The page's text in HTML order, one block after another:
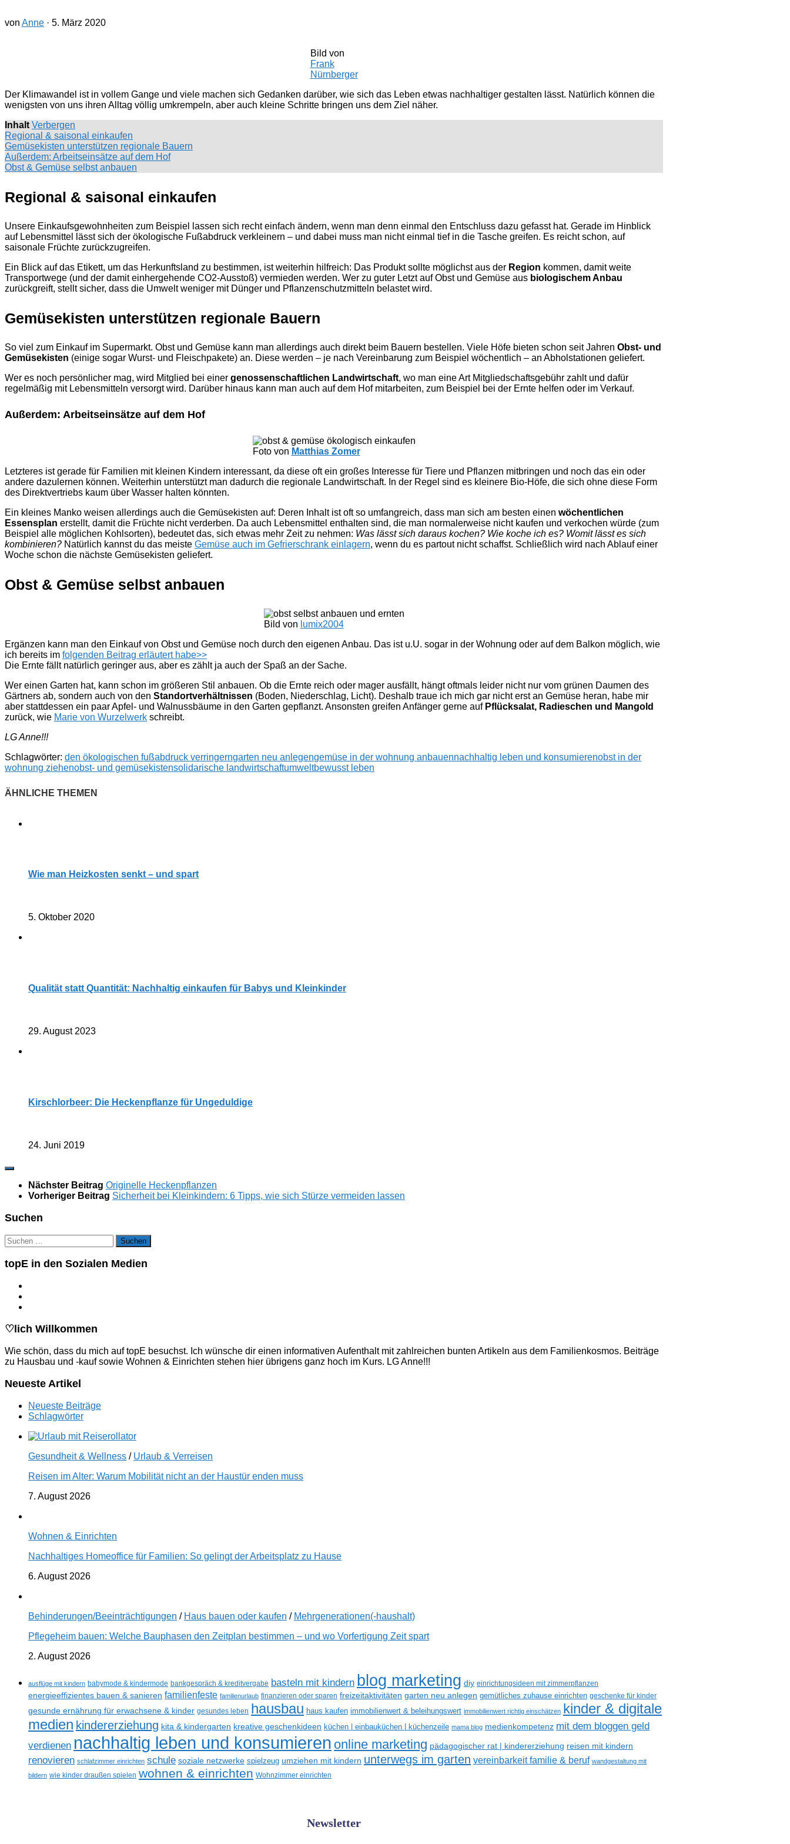
von Anne · 5. März 2020
Bild von
Frank
Nürnberger
Der Klimawandel ist in vollem Gange und viele machen sich Gedanken darüber, wie sich das Leben etwas nachhaltiger gestalten lässt. Natürlich können die
wenigsten von uns ihren Alltag völlig umkrempeln, aber auch kleine Schritte bringen uns dem Ziel näher.
Inhalt Verbergen
Regional & saisonal einkaufen
Gemüsekisten unterstützen regionale Bauern
Außerdem: Arbeitseinsätze auf dem Hof
Obst & Gemüse selbst anbauen
Regional & saisonal einkaufen
Unsere Einkaufsgewohnheiten zum Beispiel lassen sich recht einfach ändern, wenn man denn einmal den Entschluss dazu gefasst hat. Gerade im Hinblick
auf Lebensmittel lässt sich der ökologische Fußabdruck verkleinern – und dabei muss man nicht einmal tief in die Tasche greifen. Es reicht schon, auf
saisonale Früchte zurückzugreifen.
Ein Blick auf das Etikett, um das Herkunftsland zu bestimmen, ist weiterhin hilfreich: Das Produkt sollte möglichst aus der Region kommen, damit weite
Transportwege (und der damit einhergehende CO2-Ausstoß) vermieden werden. Wer zu guter Letzt auf Obst und Gemüse aus biologischem Anbau
zurückgreift, stellt sicher, dass die Umwelt weniger mit Dünger und Pflanzenschutzmitteln belastet wird.
Gemüsekisten unterstützen regionale Bauern
So viel zum Einkauf im Supermarkt. Obst und Gemüse kann man allerdings auch direkt beim Bauern bestellen. Viele Höfe bieten schon seit Jahren Obst- und
Gemüsekisten (einige sogar Wurst- und Fleischpakete) an. Diese werden – je nach Vereinbarung zum Beispiel wöchentlich – an Abholstationen geliefert.
Wer es noch persönlicher mag, wird Mitglied bei einer genossenschaftlichen Landwirtschaft, wo man eine Art Mitgliedschaftsgebühr zahlt und dafür
regelmäßig mit Lebensmitteln versorgt wird. Darüber hinaus kann man auch auf dem Hof mitarbeiten, zum Beispiel bei der Ernte helfen oder im Verkauf.
Außerdem: Arbeitseinsätze auf dem Hof
Foto von Matthias Zomer
Letzteres ist gerade für Familien mit kleinen Kindern interessant, da diese oft ein großes Interesse für Tiere und Pflanzen mitbringen und noch das ein oder
andere dazulernen können. Weiterhin unterstützt man dadurch die regionale Landwirtschaft. In der Regel sind es kleinere Bio-Höfe, die sich ohne diese Form
des Direktvertriebs kaum über Wasser halten könnten.
Ein kleines Manko weisen allerdings auch die Gemüsekisten auf: Deren Inhalt ist oft so umfangreich, dass man sich am besten einen wöchentlichen
Essensplan erstellt, damit die Früchte nicht verderben. Da auch Lebensmittel enthalten sind, die man normalerweise nicht kaufen und verkochen würde (zum
Beispiel alle möglichen Kohlsorten), bedeutet das, sich etwas mehr Zeit zu nehmen: Was lässt sich daraus kochen? Wie koche ich es? Womit lässt es sich
kombinieren? Natürlich kannst du das meiste Gemüse auch im Gefrierschrank einlagern, wenn du es partout nicht schaffst. Schließlich wird nach Ablauf einer
Woche schon die nächste Gemüsekisten geliefert.
Obst & Gemüse selbst anbauen
Bild von lumix2004
Ergänzen kann man den Einkauf von Obst und Gemüse noch durch den eigenen Anbau. Das ist u.U. sogar in der Wohnung oder auf dem Balkon möglich, wie
ich bereits im folgenden Beitrag erläutert habe>>
Die Ernte fällt natürlich geringer aus, aber es zählt ja auch der Spaß an der Sache.
Wer einen Garten hat, kann schon im größeren Stil anbauen. Ob die Ernte reich oder mager ausfällt, hängt oftmals leider nicht nur vom grünen Daumen des
Gärtners ab, sondern auch von den Standortverhältnissen (Boden, Niederschlag, Licht). Deshalb traue ich mich gar nicht erst an Gemüse heran, habe mir
aber stattdessen ein paar Apfel- und Walnussbäume in den Garten gepflanzt. Ansonsten greifen Anfänger gerne auf Pflücksalat, Radieschen und Mangold
zurück, wie Marie von Wurzelwerk schreibt.
LG Anne!!!
Schlagwörter: den ökologischen fußabdruck verringerngarten neu anlegengemüse in der wohnung anbauennachhaltig leben und konsumierenobst in der
wohnung ziehenobst- und gemüsekistensolidarische landwirtschaftumweltbewusst leben
Wie man Heizkosten senkt – und spart
5. Oktober 2020
Qualität statt Quantität: Nachhaltig einkaufen für Babys und Kleinkinder
29. August 2023
Kirschlorbeer: Die Heckenpflanze für Ungeduldige
24. Juni 2019
Nächster Beitrag Originelle Heckenpflanzen
Vorheriger Beitrag Sicherheit bei Kleinkindern: 6 Tipps, wie sich Stürze vermeiden lassen
Suchen
Suchen
nach:
topE in den Sozialen Medien
♡lich Willkommen
Wie schön, dass du mich auf topE besuchst. Ich wünsche dir einen informativen Aufenthalt mit zahlreichen bunten Artikeln aus dem Familienkosmos. Beiträge
zu Hausbau und -kauf sowie Wohnen & Einrichten stehen hier übrigens ganz hoch im Kurs. LG Anne!!!
Neueste Artikel
Neueste Beiträge
Schlagwörter
Gesundheit & Wellness / Urlaub & Verreisen
Reisen im Alter: Warum Mobilität nicht an der Haustür enden muss
7. August 2026
Wohnen & Einrichten
Nachhaltiges Homeoffice für Familien: So gelingt der Arbeitsplatz zu Hause
6. August 2026
Behinderungen/Beeinträchtigungen / Haus bauen oder kaufen / Mehrgenerationen(-haushalt)
Pflegeheim bauen: Welche Bauphasen den Zeitplan bestimmen – und wo Vorfertigung Zeit spart
2. August 2026
ausflüge mit kindern babymode & kindermode bankgespräch & kreditvergabe basteln mit kindern blog marketing diy einrichtungsideen mit zimmerpflanzen
energieeffizientes bauen & sanieren familienfeste familienurlaub finanzieren oder sparen freizeitaktivitäten garten neu anlegen gemütliches zuhause einrichten geschenke für kinder
gesunde ernährung für erwachsene & kinder gesundes leben hausbau haus kaufen immobilienwert & beleihungswert immobilienwert richtig einschätzen kinder & digitale
medien kindererziehung kita & kindergarten kreative geschenkideen küchen | einbauküchen | küchenzeile mama blog medienkompetenz mit dem bloggen geld
verdienen nachhaltig leben und konsumieren online marketing pädagogischer rat | kindererziehung reisen mit kindern
renovieren schlafzimmer einrichten schule soziale netzwerke spielzeug umziehen mit kindern unterwegs im garten vereinbarkeit familie & beruf wandgestaltung mit
bildern wie kinder draußen spielen wohnen & einrichten Wohnzimmer einrichten
Newsletter